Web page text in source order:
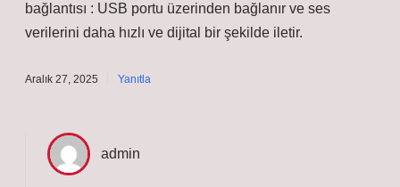
bağlantısı : USB portu üzerinden bağlanır ve ses
verilerini daha hızlı ve dijital bir şekilde iletir.
Aralık 27, 2025 Yanıtla
admin